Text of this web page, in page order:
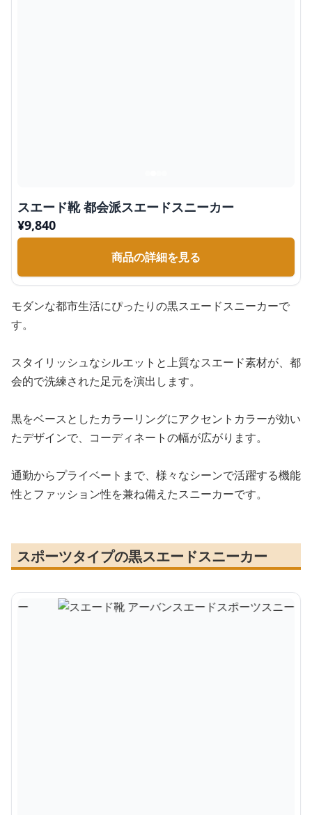
スエード靴 都会派スエードスニーカー
¥9,840
商品の詳細を見る
モダンな都市生活にぴったりの黒スエードスニーカーで
す。
スタイリッシュなシルエットと上質なスエード素材が、都
会的で洗練された足元を演出します。
黒をベースとしたカラーリングにアクセントカラーが効い
たデザインで、コーディネートの幅が広がります。
通勤からプライベートまで、様々なシーンで活躍する機能
性とファッション性を兼ね備えたスニーカーです。
スポーツタイプの黒スエードスニーカー